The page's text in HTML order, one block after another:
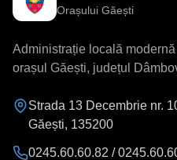
Orașului Găești
Administrație locală
orașul Găești, județul
Strada 13 Decembrie nr.
Găești, 135200
0245.60.60.82 /